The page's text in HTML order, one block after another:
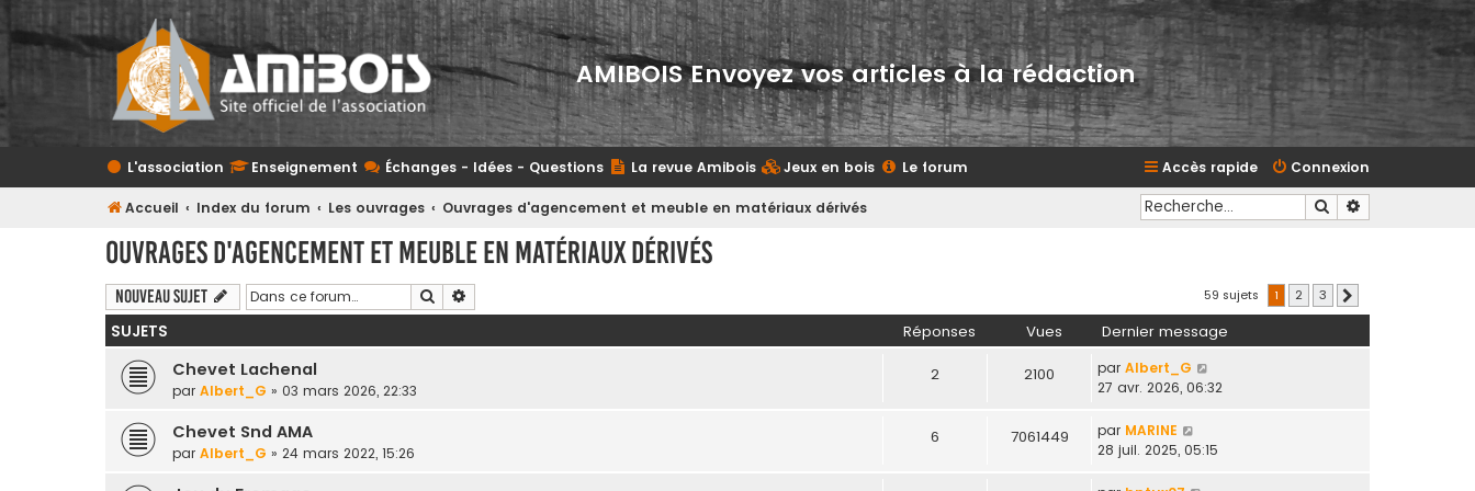
AMIBOIS Envoyez vos articles à la rédaction
L'association Enseignement Échanges - Idées - Questions La revue Amibois Jeux en bois Le forum Connexion
Accès rapide
Accueil Index du forum Les ouvrages Ouvrages d'agencement et meuble en matériaux dérivés Rechercher
Ouvrages d'agencement et meuble en matériaux dérivés
Nouveau sujet Rechercher 59 sujets 1 2 3
SUJETS Réponses Vues Dernier message
Chevet Lachenal
par Albert_G » 03 mars 2026, 22:33
2 2100 par Albert_G
27 avr. 2026, 06:32
Chevet Snd AMA
par Albert_G » 24 mars 2022, 15:26
6 7061449 par MARINE
28 juil. 2025, 05:15